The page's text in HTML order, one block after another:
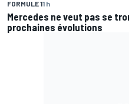
FORMULE 11 h
Mercedes ne veut pas se
prochaines évolutions